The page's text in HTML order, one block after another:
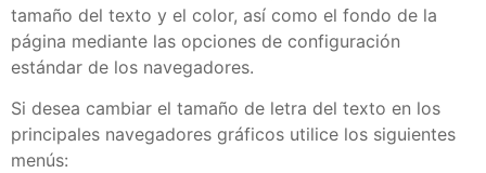
tamaño del texto y el color, así como el fondo de la
página mediante las opciones de configuración
estándar de los navegadores.
Si desea cambiar el tamaño de letra del texto en los
principales navegadores gráficos utilice los siguientes
menús: